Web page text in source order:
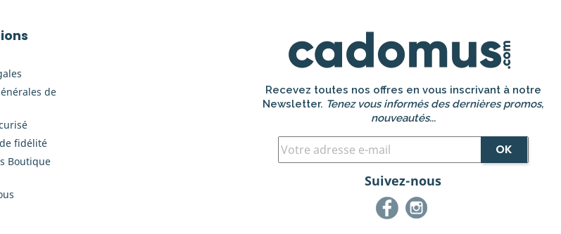
de
fidélité
Boutique
Recevez toutes nos offres en vous inscrivant à notre
Newsletter. Tenez vous informés des dernières promos,
nouveautés...
Suivez-nous
FacebookInstagram